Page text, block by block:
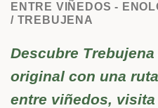
ENTRE VIÑEDOS -
/ TREBUJENA
Descubre
original con una
entre viñedos, visita